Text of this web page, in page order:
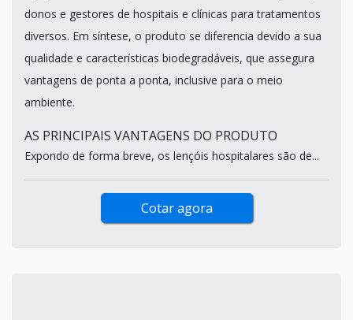
donos e gestores de hospitais e clínicas para tratamentos
diversos. Em síntese, o produto se diferencia devido a sua
qualidade e características biodegradáveis, que assegura
vantagens de ponta a ponta, inclusive para o meio
ambiente.
AS PRINCIPAIS VANTAGENS DO PRODUTO
Expondo de forma breve, os lençóis hospitalares são de...
Cotar agora